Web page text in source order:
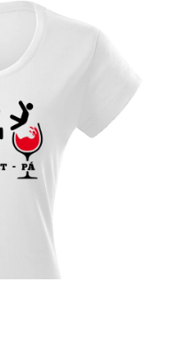
Výměna / vrácení zboží
Obchodní podmínky